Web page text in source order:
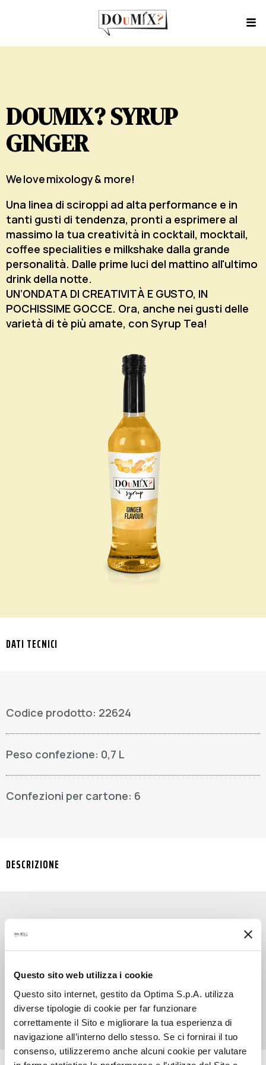
Questo sito web utilizza i cookie
Questo sito internet, gestito da Optima S.p.A. utilizza
diverse tipologie di cookie per far funzionare
correttamente il Sito e migliorare la tua esperienza di
navigazione all’interno dello stesso. Se ci fornirai il tuo
consenso, utilizzeremo anche alcuni cookie per valutare
DOUMIX? SYRUP
GINGER
We love mixology & more!
Una linea di sciroppi ad alta performance e in
tanti gusti di tendenza, pronti a esprimere al
massimo la tua creatività in cocktail, mocktail,
coffee specialities e milkshake dalla grande
personalità. Dalle prime luci del mattino all'ultimo
drink della notte.
UN’ONDATA DI CREATIVITÀ E GUSTO, IN
POCHISSIME GOCCE. Ora, anche nei gusti delle
varietà di tè più amate, con Syrup Tea!
DATI TECNICI
Codice prodotto: 22624
Peso confezione: 0,7 L
Confezioni per cartone: 6
DESCRIZIONE
SYRUP GINGER FLAVOUR infonde ad ogni tua
creazione un gusto intenso e allo stesso tempo
per realizzare bevande dal sapore unico e per
dare a cocktail e mocktail una fragranza
ricercata e di alto livello.